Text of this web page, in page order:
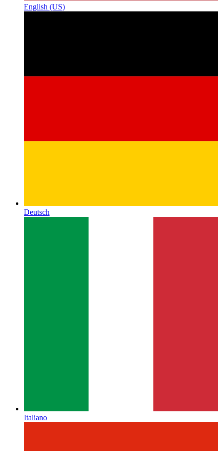
English (US)
Deutsch
Italiano